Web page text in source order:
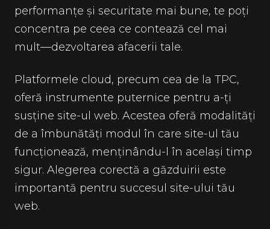
performanțe și securitate mai bune, te poți
concentra pe ceea ce contează cel mai
mult—dezvoltarea afacerii tale.
Platformele cloud, precum cea de la TPC,
oferă instrumente puternice pentru a-ți
susține site-ul web. Acestea oferă modalități
de a îmbunătăți modul în care site-ul tău
funcționează, menținându-l în același timp
sigur. Alegerea corectă a găzduirii este
importantă pentru succesul site-ului tău
web.